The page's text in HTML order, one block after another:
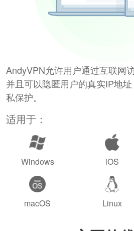
AndyVPN允许用户通过互联网
并且可以隐匿用户的真实IP地
私保护。
适用于：
Windows iOS
macOS Linux